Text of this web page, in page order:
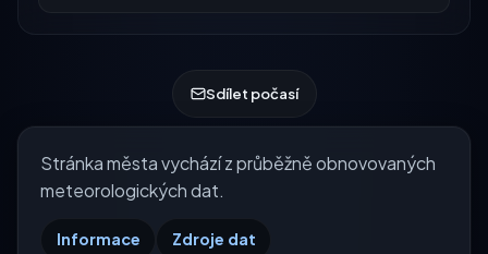
Sdílet počasí
Stránka města vychází z průběžně obnovovaných
meteorologických dat.
Informace Zdroje dat